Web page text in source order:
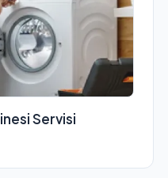
Servisi